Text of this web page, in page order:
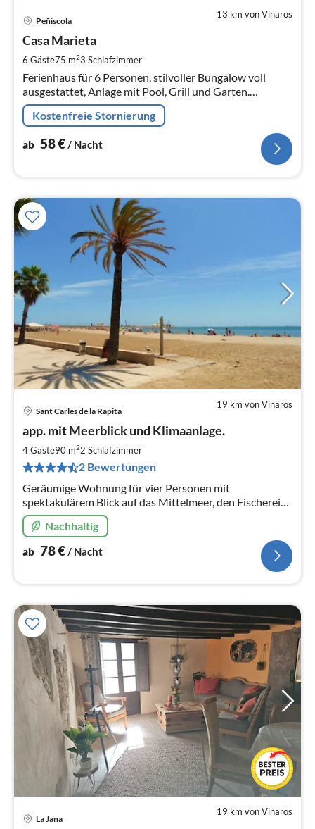
13 km von Vinaros
Peñiscola
Casa Marieta
6 Gäste75 m23 Schlafzimmer
Ferienhaus für 6 Personen, stilvoller Bungalow voll
ausgestattet, Anlage mit Pool, Grill und Garten.
Langzeitaufenthalte - Monatspauschalen auf Anfrage,
Mindestaufenthalt 14 Tage
Kostenfreie Stornierung
ab 58€/ Nacht
19 km von Vinaros
Sant Carles de la Rapita
app. mit Meerblick und Klimaanlage.
4 Gäste90 m22 Schlafzimmer
2 Bewertungen
Geräumige Wohnung für vier Personen mit
spektakulärem Blick auf das Mittelmeer, den Fischerei-
und Yachthafen. Vollständig ausgestattet mit
Klimaanlage und privatem Parkplatz.
Nachhaltig
ab 78€/ Nacht
19 km von Vinaros
La Jana